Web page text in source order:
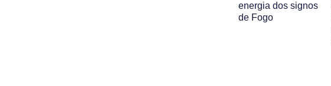
energia dos signos
de Fogo